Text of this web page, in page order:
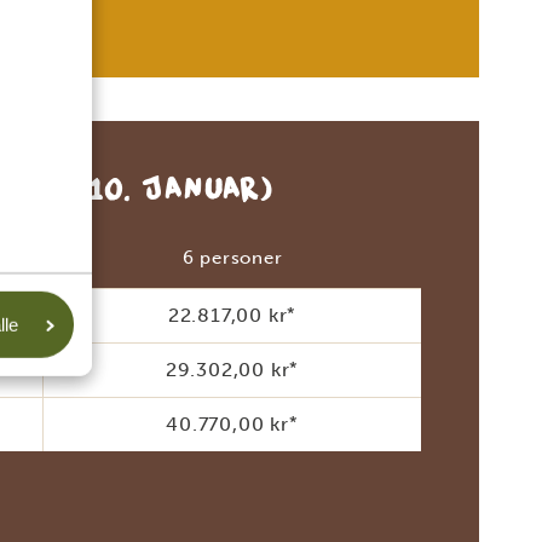
- 10. JANUAR)
6 personer
22.817,00 kr*
29.302,00 kr*
40.770,00 kr*